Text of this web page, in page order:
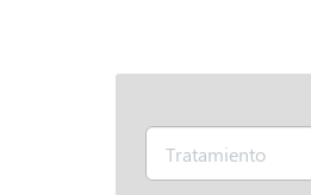
Tratamiento